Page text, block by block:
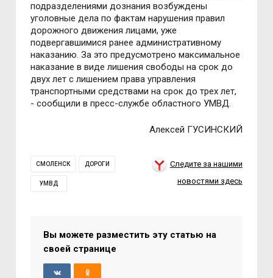
подразделениями дознания возбуждены
уголовные дела по фактам нарушения правил
дорожного движения лицами, уже
подвергавшимися ранее административному
наказанию. За это предусмотрено максимальное
наказание в виде лишения свободы на срок до
двух лет с лишением права управления
транспортными средствами на срок до трех лет,
- сообщили в пресс-службе областного УМВД.
Алексей ГУСИНСКИЙ
СМОЛЕНСК ДОРОГИ
УМВД
Следите за нашими
новостями здесь
Вы можете разместить эту статью на
своей странице